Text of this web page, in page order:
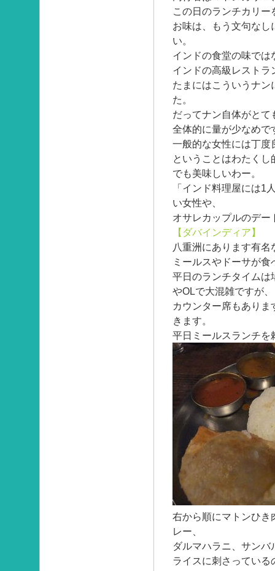
この日のランチカリ
お味は、もう文句な
い。
インドの食堂の味では
インドの高級レスト
たまにはこういうナ
た。
だってナン自体がと
全体的に量が少なめで
一般的な女性には丁度
ということはわたく
でも美味しいわー。
「インド料理屋には1
い女性や、
オサレカップルのデ
【ダバインディア】
八重洲にあります有
ミールスやドーサが食
平日のランチタイムは
やOLで大混雑ですが、
カウンター席もあり
きます。
平日ミールスランチを
右から順にマトンひき
レー、
ダルマハラニ、サンバ
ライスに刺さってい